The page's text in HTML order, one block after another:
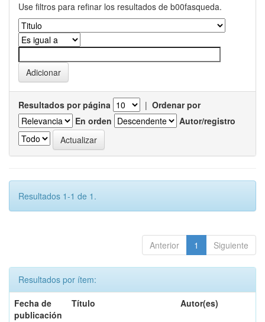
Use filtros para refinar los resultados de b00fasqueda.
Resultados por página | Ordenar por
En orden
Autor/registro
Resultados 1-1 de 1.
Anterior 1 Siguiente
Resultados por ítem:
Fecha de
publicación
Título Autor(es)